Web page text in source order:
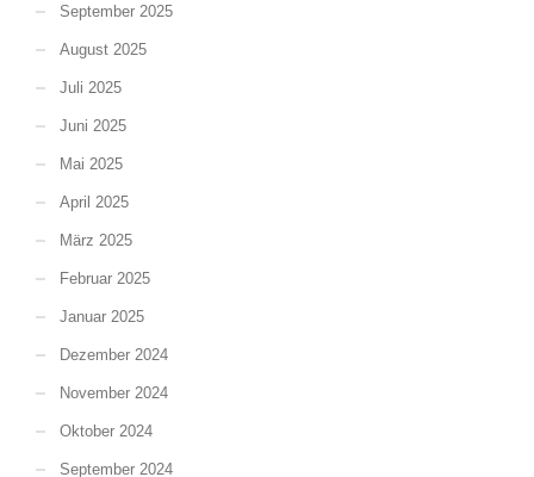
September 2025
August 2025
Juli 2025
Juni 2025
Mai 2025
April 2025
März 2025
Februar 2025
Januar 2025
Dezember 2024
November 2024
Oktober 2024
September 2024